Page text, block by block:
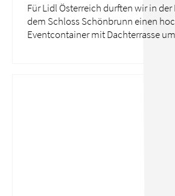
Für Lidl Österreich durften wir in der
dem Schloss Schönbrunn einen
Eventcontainer mit Dachterrasse